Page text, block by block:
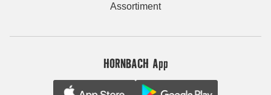
Assortiment
HORNBACH App